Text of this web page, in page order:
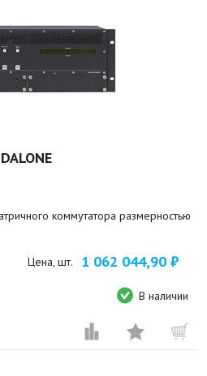
коммутатора размерностью
Цена, шт. 1 062 044,90 ₽
В наличии